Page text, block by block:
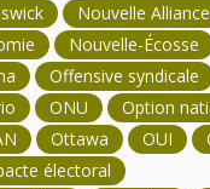
Nouvelle Alliance
Nouvelle-Écosse
Offensive syndicale
ONU
Option
Ottawa OUI
électoral